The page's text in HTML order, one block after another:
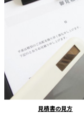
見積書の見方